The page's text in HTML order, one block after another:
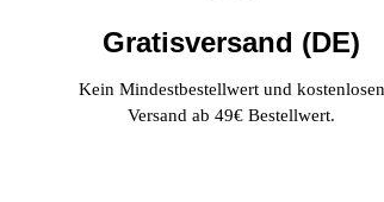
Gratisversand (DE)
Kein Mindestbestellwert und kostenlosen
Versand ab 49€ Bestellwert.